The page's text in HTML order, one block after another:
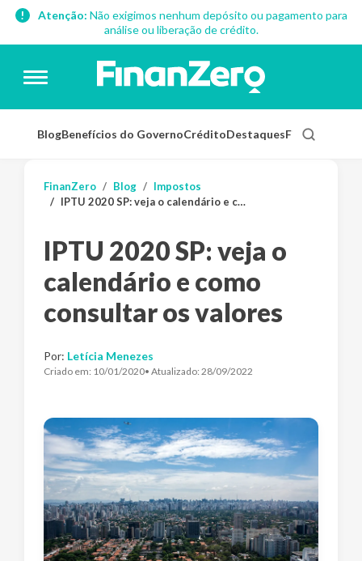
Atenção: Não exigimos nenhum depósito ou pagamento para
análise ou liberação de crédito.
BlogBenefícios do GovernoCréditoDestaquesFinanças
FinanZero Blog
Impostos
IPTU 2020 SP: veja o calendário e como consultar os valores
IPTU 2020 SP: veja o
calendário e como
consultar os valores
Por: Letícia Menezes
Criado em: 10/01/2020• Atualizado: 28/09/2022